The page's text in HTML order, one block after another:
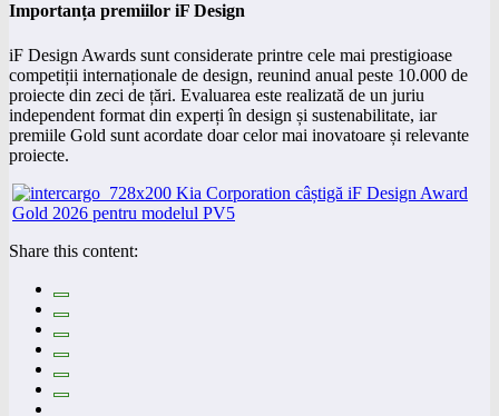
Importanța premiilor iF Design
iF Design Awards sunt considerate printre cele mai prestigioase
competiții internaționale de design, reunind anual peste 10.000 de
proiecte din zeci de țări. Evaluarea este realizată de un juriu
independent format din experți în design și sustenabilitate, iar
premiile Gold sunt acordate doar celor mai inovatoare și relevante
proiecte.
Share this content: